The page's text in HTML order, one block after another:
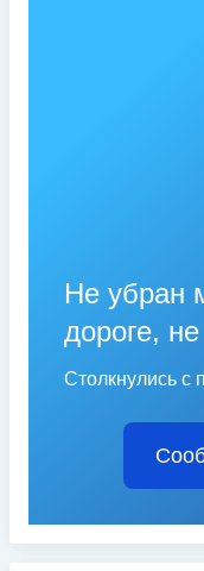
Не убран
дороге,
Столкнулись с